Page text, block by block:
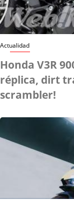
Actualidad
Honda V3R
réplica, dirt
scrambler!